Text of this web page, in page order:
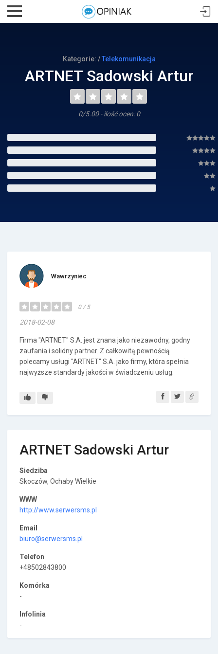
Kategorie: /Telekomunikacja
ARTNET Sadowski Artur
0/5.00 - ilość ocen: 0
Wawrzyniec
0 / 5
2018-02-08
Firma "ARTNET" S.A. jest znana jako niezawodny, godny
zaufania i solidny partner. Z całkowitą pewnością
polecamy usługi "ARTNET" S.A. jako firmy, która spełnia
najwyższe standardy jakości w świadczeniu usług.
ARTNET Sadowski Artur
Siedziba
Skoczów, Ochaby Wielkie
WWW
http://www.serwersms.pl
Email
biuro@serwersms.pl
Telefon
+48502843800
Komórka
-
Infolinia
-